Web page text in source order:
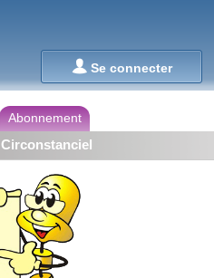
Se connecter
Abonnement